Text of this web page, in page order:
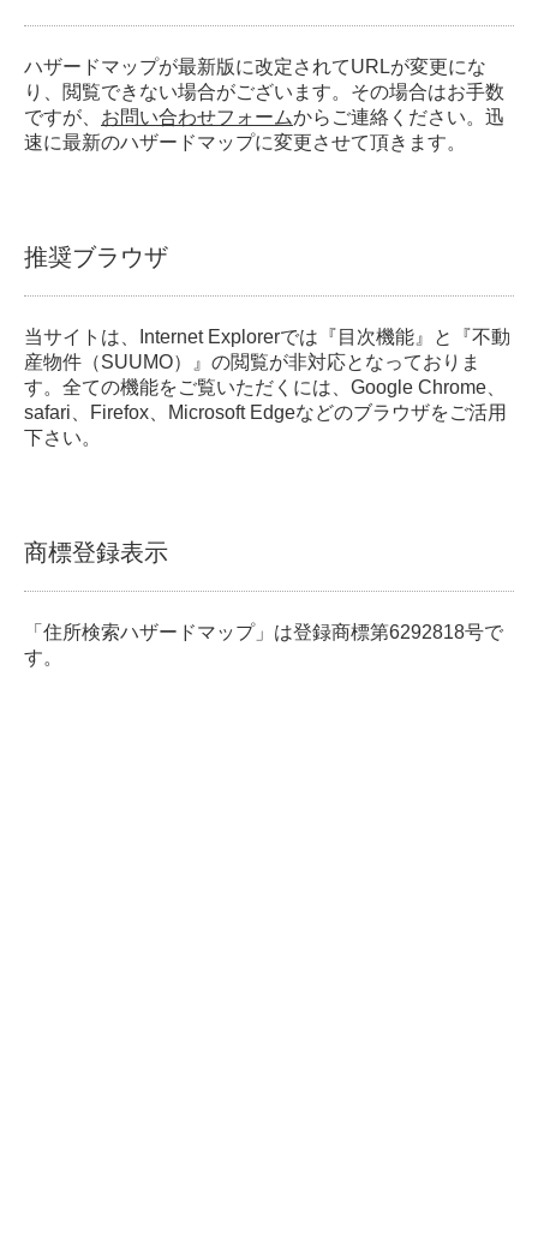
ハザードマップが最新版に改定されてURLが変更にな
り、閲覧できない場合がございます。その場合はお手数
ですが、 お問い合わせフォームからご連絡ください。迅
速に最新のハザードマップに変更させて頂きます。
推奨ブラウザ
当サイトは、Internet Explorerでは『目次機能』と『不動
産物件（SUUMO）』の閲覧が非対応となっておりま
す。全ての機能をご覧いただくには、Google Chrome、
safari、Firefox、Microsoft Edgeなどのブラウザをご活用
下さい。
商標登録表示
「住所検索ハザードマップ」は登録商標第6292818号で
す。